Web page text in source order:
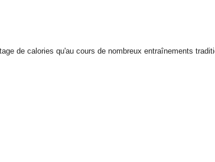
de calories qu'au cours de nombreux entraînements